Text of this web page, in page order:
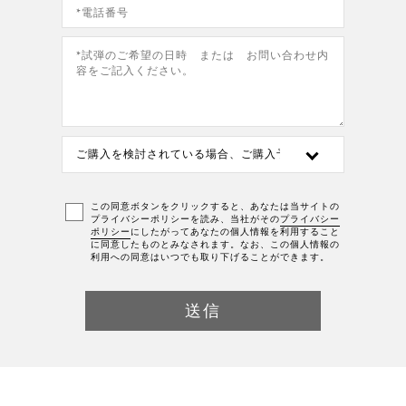
この同意ボタンをクリックすると、あなたは当サイトの
プライバシーポリシーを読み、当社がそのプライバシー
ポリシー にしたがってあなたの個人情報を利用すること
に同意したものとみなされます。なお、この個人情報の
利用への同意はいつでも取り下げることができます。